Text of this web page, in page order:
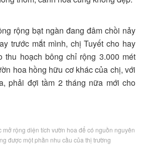
rộng bạt ngàn đang đâm chồi nảy
trước mắt mình, chị Tuyết cho hay
thu hoạch bông chỉ rộng 3.000 mét
hoa hồng hữu cơ khác của chị, với
phải đợi tầm 2 tháng nữa mới cho
mở rộng diện tích vườn hoa để có nguồn nguyên
được một phần nhu cầu của thị trường